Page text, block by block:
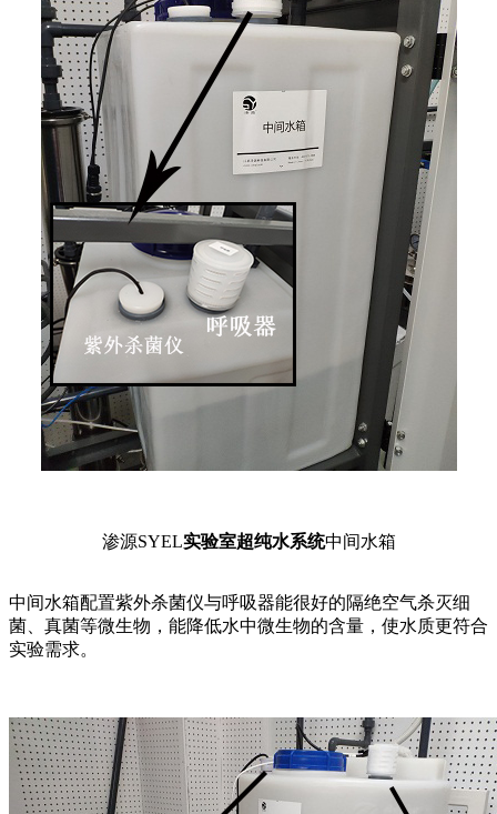
渗源SYEL实验室超纯水系统中间水箱
中间水箱配置紫外杀菌仪与呼吸器能很好的隔绝空气杀灭细
菌、真菌等微生物，能降低水中微生物的含量，使水质更符合
实验需求。